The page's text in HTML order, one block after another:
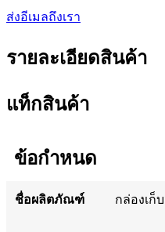
ส่งอีเมลถึงเรา
รายละเอียดสินค้า
แท็กสินค้า
ข้อกำหนด
ชื่อผลิตภัณฑ์ กล่องเก็